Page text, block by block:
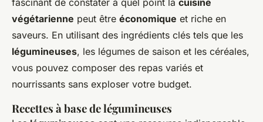
fascinant de constater à quel point la cuisine
végétarienne peut être économique et riche en
saveurs. En utilisant des ingrédients clés tels que les
légumineuses, les légumes de saison et les céréales,
vous pouvez composer des repas variés et
nourrissants sans exploser votre budget.
Recettes à base de légumineuses